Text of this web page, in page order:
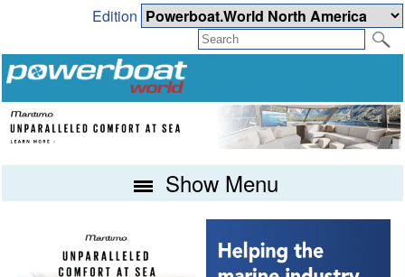
Edition
Show Menu